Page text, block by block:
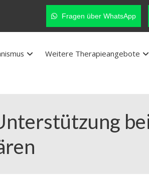
Fragen über WhatsApp
Weitere Therapieangebote